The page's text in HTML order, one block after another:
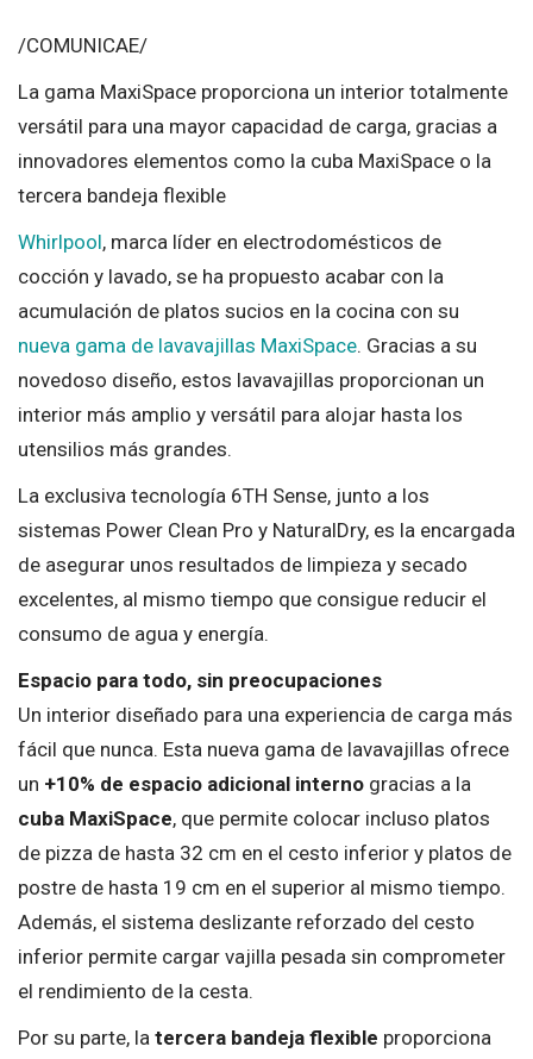
/COMUNICAE/
La gama MaxiSpace proporciona un interior totalmente
versátil para una mayor capacidad de carga, gracias a
innovadores elementos como la cuba MaxiSpace o la
tercera bandeja flexible
Whirlpool, marca líder en electrodomésticos de
cocción y lavado, se ha propuesto acabar con la
acumulación de platos sucios en la cocina con su
nueva gama de lavavajillas MaxiSpace. Gracias a su
novedoso diseño, estos lavavajillas proporcionan un
interior más amplio y versátil para alojar hasta los
utensilios más grandes.
La exclusiva tecnología 6TH Sense, junto a los
sistemas Power Clean Pro y NaturalDry, es la encargada
de asegurar unos resultados de limpieza y secado
excelentes, al mismo tiempo que consigue reducir el
consumo de agua y energía.
Espacio para todo, sin preocupaciones
Un interior diseñado para una experiencia de carga más
fácil que nunca. Esta nueva gama de lavavajillas ofrece
un +10% de espacio adicional interno gracias a la
cuba MaxiSpace, que permite colocar incluso platos
de pizza de hasta 32 cm en el cesto inferior y platos de
postre de hasta 19 cm en el superior al mismo tiempo.
Además, el sistema deslizante reforzado del cesto
inferior permite cargar vajilla pesada sin comprometer
el rendimiento de la cesta.
Por su parte, la tercera bandeja flexible proporciona